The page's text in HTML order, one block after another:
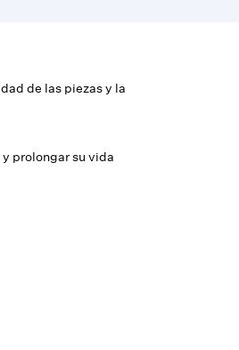
de las piezas y la
prolongar su vida